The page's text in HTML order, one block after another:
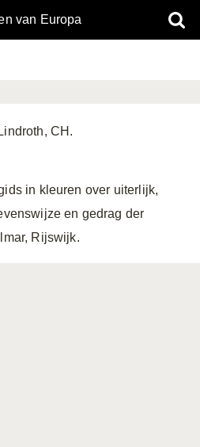
van Europa
CH.
in kleuren over uiterlijk,
en gedrag der
Rijswijk.